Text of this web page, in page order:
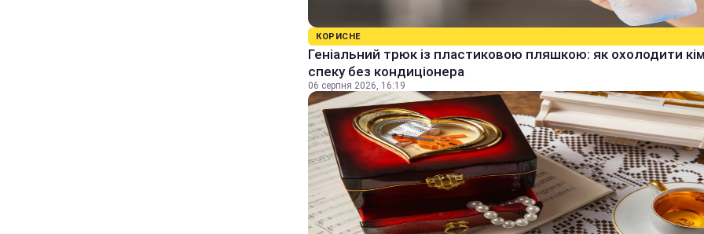
КОРИСНЕ
Геніальний трюк із пластиковою пляшкою: як охолодити
спеку без кондиціонера
06 серпня 2026, 16:19